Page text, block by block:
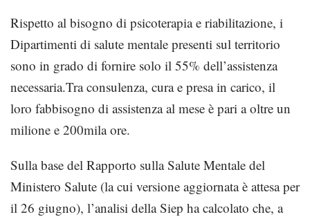
Rispetto al bisogno di psicoterapia e riabilitazione, i
Dipartimenti di salute mentale presenti sul territorio
sono in grado di fornire solo il 55% dell’assistenza
necessaria.Tra consulenza, cura e presa in carico, il
loro fabbisogno di assistenza al mese è pari a oltre un
milione e 200mila ore.
Sulla base del Rapporto sulla Salute Mentale del
Ministero Salute (la cui versione aggiornata è attesa per
il 26 giugno), l’analisi della Siep ha calcolato che, a